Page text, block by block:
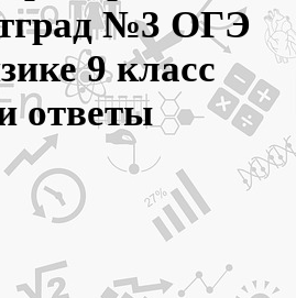
№3 ОГЭ
9 класс
ответы